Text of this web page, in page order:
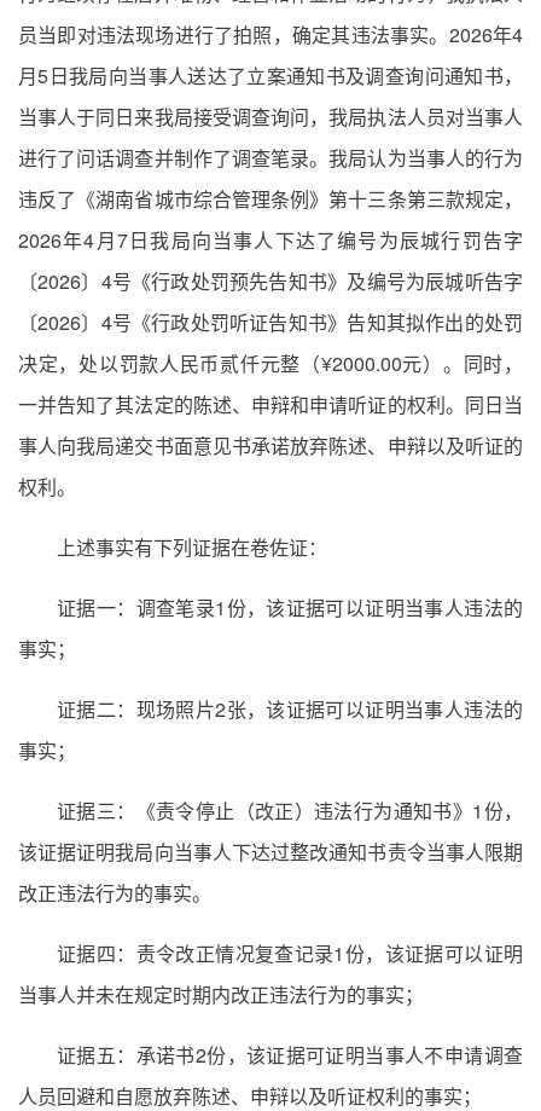
员当即对违法现场进行了拍照，确定其违法事实。2026年4
月5日我局向当事人送达了立案通知书及调查询问通知书，
当事人于同日来我局接受调查询问，我局执法人员对当事人
进行了问话调查并制作了调查笔录。我局认为当事人的行为
违反了《湖南省城市综合管理条例》第十三条第三款规定，
2026年4月7日我局向当事人下达了编号为辰城行罚告字
〔2026〕4号《行政处罚预先告知书》及编号为辰城听告字
〔2026〕4号《行政处罚听证告知书》告知其拟作出的处罚
决定，处以罚款人民币贰仟元整（¥2000.00元）。同时，
一并告知了其法定的陈述、申辩和申请听证的权利。同日当
事人向我局递交书面意见书承诺放弃陈述、申辩以及听证的
权利。
上述事实有下列证据在卷佐证：
证据一：调查笔录1份，该证据可以证明当事人违法的
事实；
证据二：现场照片2张，该证据可以证明当事人违法的
事实；
证据三：《责令停止（改正）违法行为通知书》1份，
该证据证明我局向当事人下达过整改通知书责令当事人限期
改正违法行为的事实。
证据四：责令改正情况复查记录1份，该证据可以证明
当事人并未在规定时期内改正违法行为的事实；
证据五：承诺书2份，该证据可证明当事人不申请调查
人员回避和自愿放弃陈述、申辩以及听证权利的事实；